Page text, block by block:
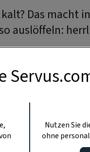
Das macht
auslöffeln:
Nutzen Sie
ohne